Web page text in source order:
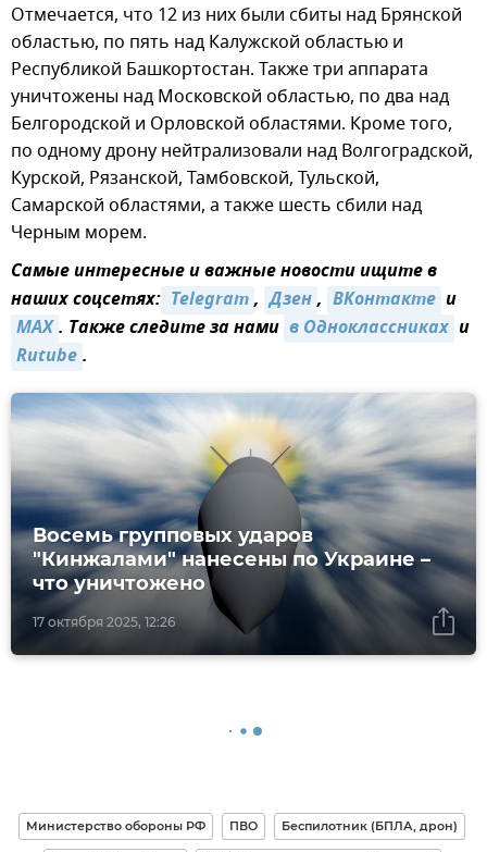
Отмечается, что 12 из них были сбиты над Брянской
областью, по пять над Калужской областью и
Республикой Башкортостан. Также три аппарата
уничтожены над Московской областью, по два над
Белгородской и Орловской областями. Кроме того,
по одному дрону нейтрализовали над Волгоградской,
Курской, Рязанской, Тамбовской, Тульской,
Самарской областями, а также шесть сбили над
Черным морем.
Самые интересные и важные новости ищите в
наших соцсетях: Telegram, Дзен, ВКонтакте и
MAX. Также следите за нами в Одноклассниках и
Rutube.
17 октября 2025, 12:26
Восемь групповых ударов
"Кинжалами" нанесены по Украине –
что уничтожено
Министерство обороны РФ ПВО Беспилотник (БПЛА, дрон)